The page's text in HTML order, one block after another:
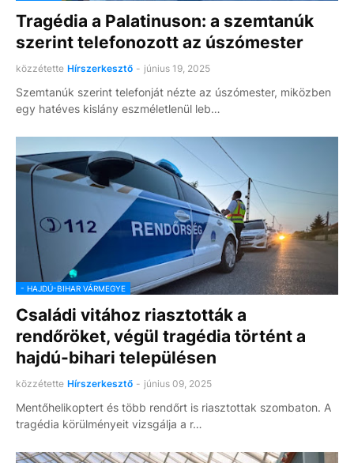
Tragédia a Palatinuson: a szemtanúk
szerint telefonozott az úszómester
közzétette Hírszerkesztő - június 19, 2025
Szemtanúk szerint telefonját nézte az úszómester, miközben
egy hatéves kislány eszméletlenül leb…
- HAJDÚ-BIHAR VÁRMEGYE
Családi vitához riasztották a
rendőröket, végül tragédia történt a
hajdú-bihari településen
közzétette Hírszerkesztő - június 09, 2025
Mentőhelikoptert és több rendőrt is riasztottak szombaton. A
tragédia körülményeit vizsgálja a r…